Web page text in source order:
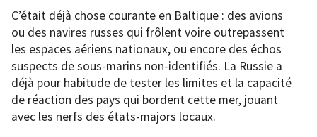
C’était déjà chose courante en Baltique : des avions
ou des navires russes qui frôlent voire outrepassent
les espaces aériens nationaux, ou encore des échos
suspects de sous-marins non-identifiés. La Russie a
déjà pour habitude de tester les limites et la capacité
de réaction des pays qui bordent cette mer, jouant
avec les nerfs des états-majors locaux.